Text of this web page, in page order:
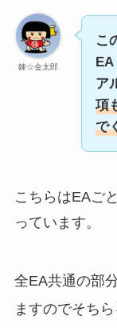
錬☆金太郎
こ
ア
項
で
こちらはEAご
っています。
全EA共通の部
ますのでそち